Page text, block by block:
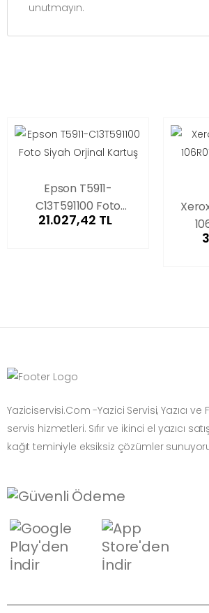
unutmayın.
Epson T5911-
C13T591100 Foto
Siyah Orjinal Kartuş
21.027,42 TL
Yaziciservisi.Com -Yazici Servisi, Yazıcı
servis hizmetleri. Sıfır ve ikinci el yazıcı
kağıt teminiyle eksiksiz çözümler